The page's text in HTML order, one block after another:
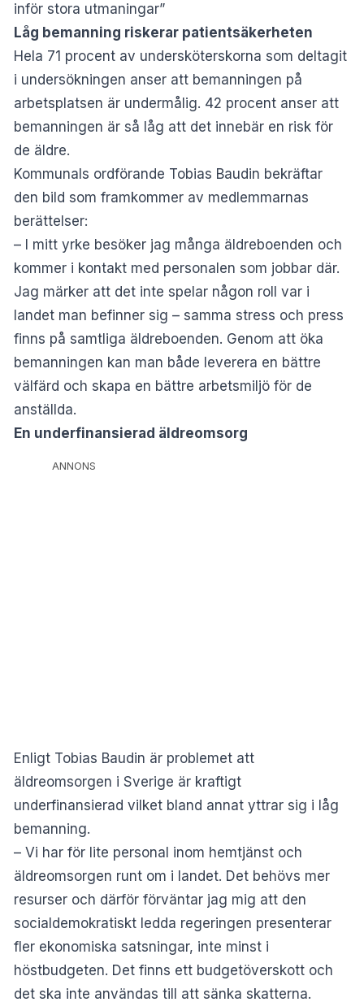
inför stora utmaningar”
Låg bemanning riskerar patientsäkerheten
Hela 71 procent av undersköterskorna som deltagit
i undersökningen anser att bemanningen på
arbetsplatsen är undermålig. 42 procent anser att
bemanningen är så låg att det innebär en risk för
de äldre.
Kommunals ordförande Tobias Baudin bekräftar
den bild som framkommer av medlemmarnas
berättelser:
– I mitt yrke besöker jag många äldreboenden och
kommer i kontakt med personalen som jobbar där.
Jag märker att det inte spelar någon roll var i
landet man befinner sig – samma stress och press
finns på samtliga äldreboenden. Genom att öka
bemanningen kan man både leverera en bättre
välfärd och skapa en bättre arbetsmiljö för de
anställda.
En underfinansierad äldreomsorg
ANNONS
Enligt Tobias Baudin är problemet att
äldreomsorgen i Sverige är kraftigt
underfinansierad vilket bland annat yttrar sig i låg
bemanning.
– Vi har för lite personal inom hemtjänst och
äldreomsorgen runt om i landet. Det behövs mer
resurser och därför förväntar jag mig att den
socialdemokratiskt ledda regeringen presenterar
fler ekonomiska satsningar, inte minst i
höstbudgeten. Det finns ett budgetöverskott och
det ska inte användas till att sänka skatterna.